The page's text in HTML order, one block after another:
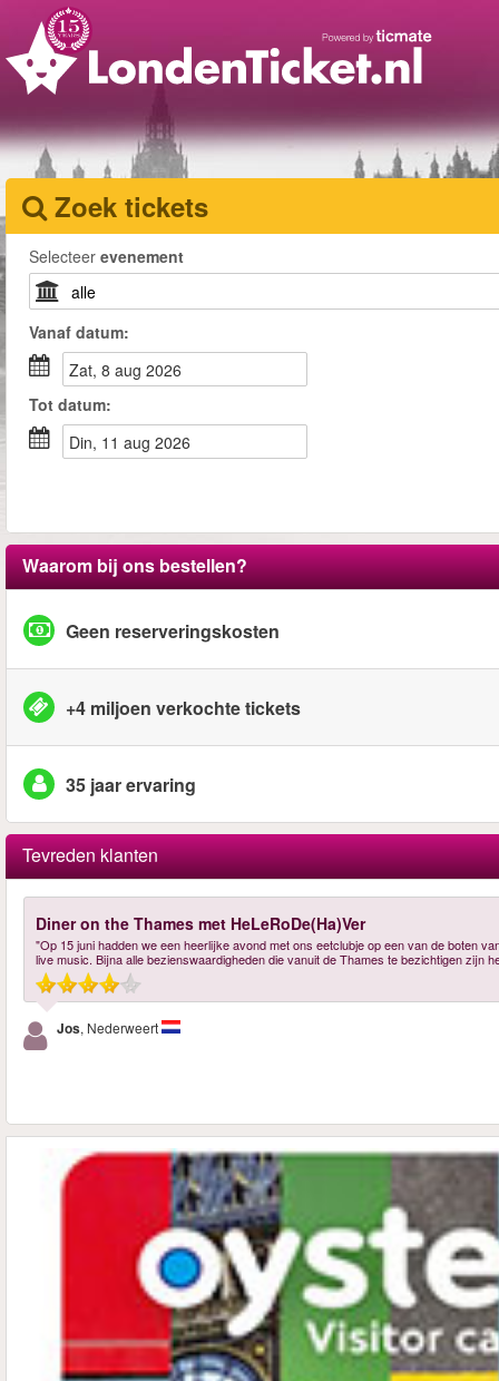
Zoek tickets
Selecteer evenement
Vanaf datum:
zat, 8 aug 2026
Tot datum:
din, 11 aug 2026
Waarom bij ons bestellen?
Geen reserveringskosten
+4 miljoen verkochte tickets
35 jaar ervaring
Tevreden klanten
Diner on the Thames met HeLeRoDe(Ha)Ver
"Op 15 juni hadden we een heerlijke avond met ons eetclubje op een van de boten
live music. Bijna alle bezienswaardigheden die vanuit de Thames te bezichtigen zijn
Jos, Nederweert